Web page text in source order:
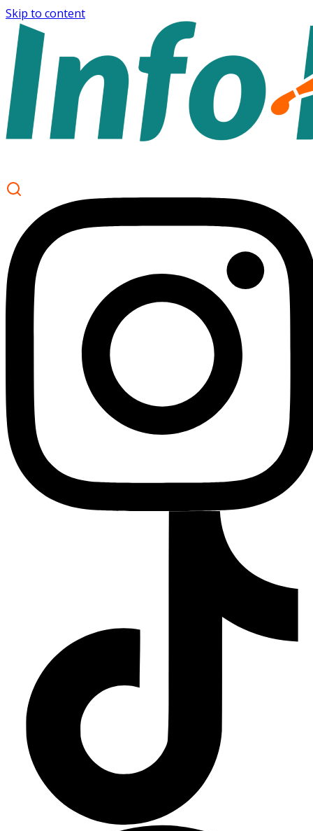
Skip to content